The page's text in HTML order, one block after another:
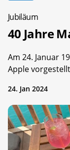
Jubiläum
40 Jahre
Am 24. Januar
Apple
24. Jan 2024